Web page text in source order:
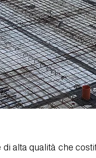
alta qualità che